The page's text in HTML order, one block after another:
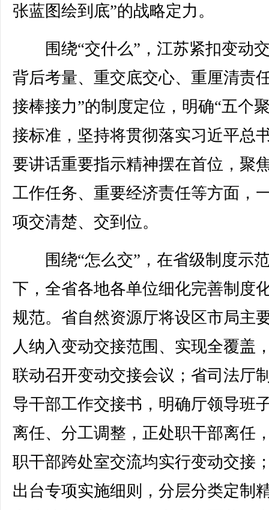
张蓝图绘到底”的战略定力。
围绕“交什么”，江苏紧扣变动
背后考量、重交底交心、重厘清责
接棒接力”的制度定位，明确“五个
接标准，坚持将贯彻落实习近平总
要讲话重要指示精神摆在首位，聚
工作任务、重要经济责任等方面，
项交清楚、交到位。
围绕“怎么交”，在省级制度示
下，全省各地各单位细化完善制度
规范。省自然资源厅将设区市局主
人纳入变动交接范围、实现全覆盖
联动召开变动交接会议；省司法厅
导干部工作交接书，明确厅领导班
离任、分工调整，正处职干部离任
职干部跨处室交流均实行变动交接
出台专项实施细则，分层分类定制